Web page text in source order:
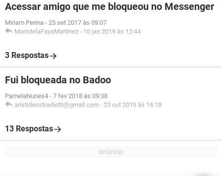
Acessar amigo que me bloqueou no Messenger
Miriam Perina - 25 set 2017 às 09:07
MaristelaFayaMartinez - 10 jan 2019 às 12:44
3 Respostas
Fui bloqueada no Badoo
PamelaNunes4 - 7 fev 2018 às 09:38
aristidesstradiotti@gmail.com - 23 out 2019 às 16:18
13 Respostas